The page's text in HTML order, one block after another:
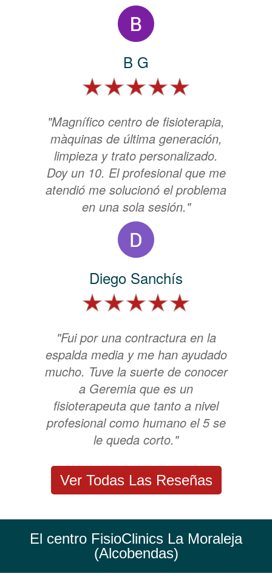
B G
"Magnífico centro de fisioterapia,
màquinas de última generación,
limpieza y trato personalizado.
Doy un 10. El profesional que me
atendió me solucionó el problema
en una sola sesión."
Diego Sanchís
"Fui por una contractura en la
espalda media y me han ayudado
mucho. Tuve la suerte de conocer
a Geremia que es un
fisioterapeuta que tanto a nivel
profesional como humano el 5 se
le queda corto."
Ver Todas Las Reseñas
El centro FisioClinics La Moraleja
(Alcobendas)